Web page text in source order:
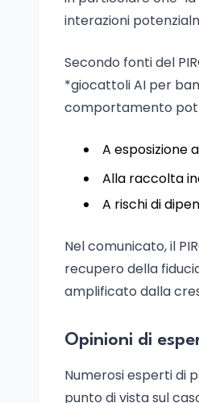
interazioni
Secondo fonti del
*giocattoli AI per
comportamento
A esposizione
Alla raccolta
A rischi di
Nel comunicato, il
recupero della
amplificato dalla
Opinioni di
Numerosi esperti di
punto di vista sul